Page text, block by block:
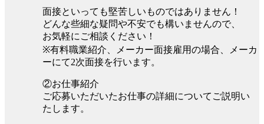
面接といっても堅苦しいものではありません！
どんな些細な疑問や不安でも構いませんので、
お気軽にご相談ください！
※有料職業紹介、メーカー面接雇用の場合、メーカ
ーにて2次面接を行います。
②お仕事紹介
ご応募いただいたお仕事の詳細についてご説明い
たします。